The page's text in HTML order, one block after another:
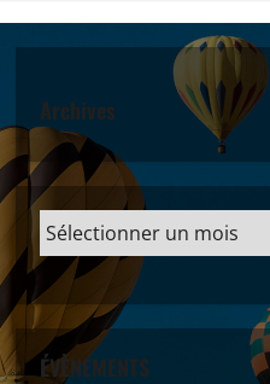
Archives
ÉVÈNEMENTS